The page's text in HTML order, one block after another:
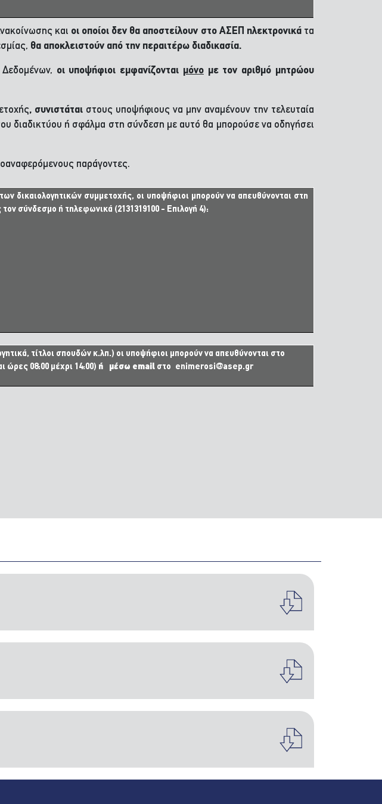
και οι οποίοι δεν θα αποστείλουν στο ΑΣΕΠ ηλεκτρονικάτα
θα αποκλειστούν από την περαιτέρω διαδικασία.
οι υποψήφιοι εμφανίζονται μόνομε τον αριθμό μητρώου
, συνιστάται στους υποψήφιους να μην αναμένουν την τελευταία
διαδικτύου ή σφάλμα στη σύνδεση με αυτό θα μπορούσε να οδηγήσει
παράγοντες.
δικαιολογητικών συμμετοχής, οι υποψήφιοι μπορούν να απευθύνονται στη
τον σύνδεσμο ή τηλεφωνικά (2131319100 - Επιλογή 4):
τίτλοι σπουδών κ.λπ.) οι υποψήφιοι μπορούν να απευθύνονται στο
ώρες 08:00 μέχρι 14:00) ή μέσω email στο enimerosi@asep.gr